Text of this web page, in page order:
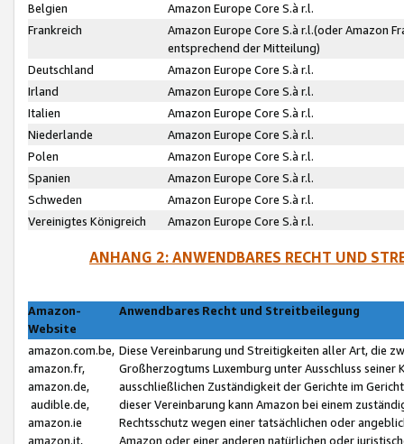
Belgien
Amazon Europe Core S.à r.l.
Frankreich
Amazon Europe Core S.à r.l.(oder Amazon
entsprechend der Mitteilung)
Deutschland
Amazon Europe Core S.à r.l.
Irland
Amazon Europe Core S.à r.l.
Italien
Amazon Europe Core S.à r.l.
Niederlande
Amazon Europe Core S.à r.l.
Polen
Amazon Europe Core S.à r.l.
Spanien
Amazon Europe Core S.à r.l.
Schweden
Amazon Europe Core S.à r.l.
Vereinigtes Königreich
Amazon Europe Core S.à r.l.
ANHANG 2: ANWENDBARES RECHT UND
Amazon-
Website
Anwendbares Recht und Streitbeilegung
amazon.com.be,
amazon.fr,
amazon.de,
audible.de,
amazon.ie
amazon.it,
Diese Vereinbarung und Streitigkeiten aller Art, die
Großherzogtums Luxemburg unter Ausschluss
ausschließlichen Zuständigkeit der Gerichte im
dieser Vereinbarung kann Amazon bei einem
Rechtsschutz wegen einer tatsächlichen oder
Amazon oder einer anderen natürlichen oder